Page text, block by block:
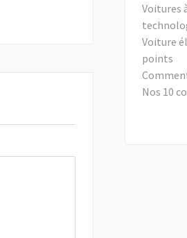
Voitures
Voiture
points
Nos 10